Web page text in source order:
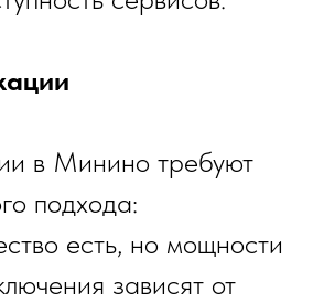
в Минино требуют
подхода:
есть, но мощности
зависят от